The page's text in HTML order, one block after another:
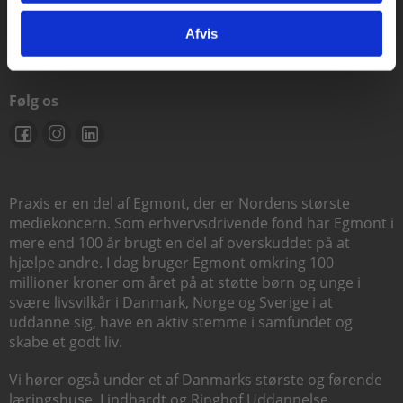
Afvis
Følg os
Praxis er en del af Egmont, der er Nordens største
mediekoncern. Som erhvervsdrivende fond har Egmont i
mere end 100 år brugt en del af overskuddet på at
hjælpe andre. I dag bruger Egmont omkring 100
millioner kroner om året på at støtte børn og unge i
svære livsvilkår i Danmark, Norge og Sverige i at
uddanne sig, have en aktiv stemme i samfundet og
skabe et godt liv.
Vi hører også under et af Danmarks største og førende